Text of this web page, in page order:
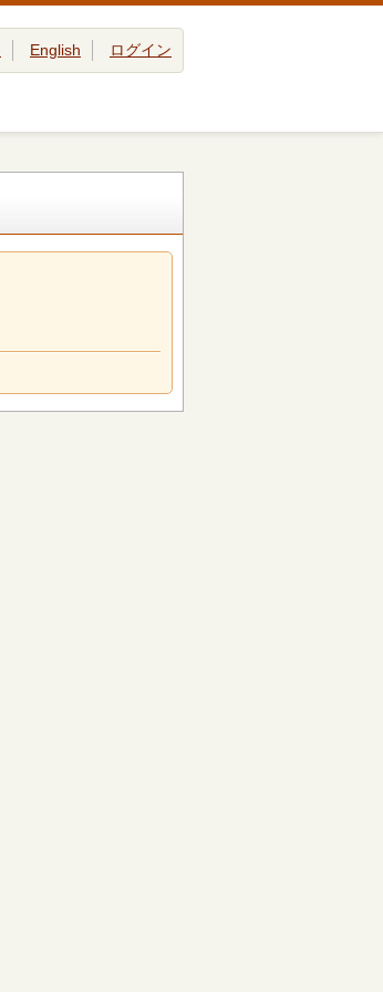
English ログイン